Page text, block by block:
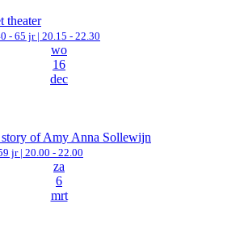
theater
- 65 jr | 20.15 - 22.30
wo
16
dec
story of Amy Anna Sollewijn
jr | 20.00 - 22.00
za
6
mrt